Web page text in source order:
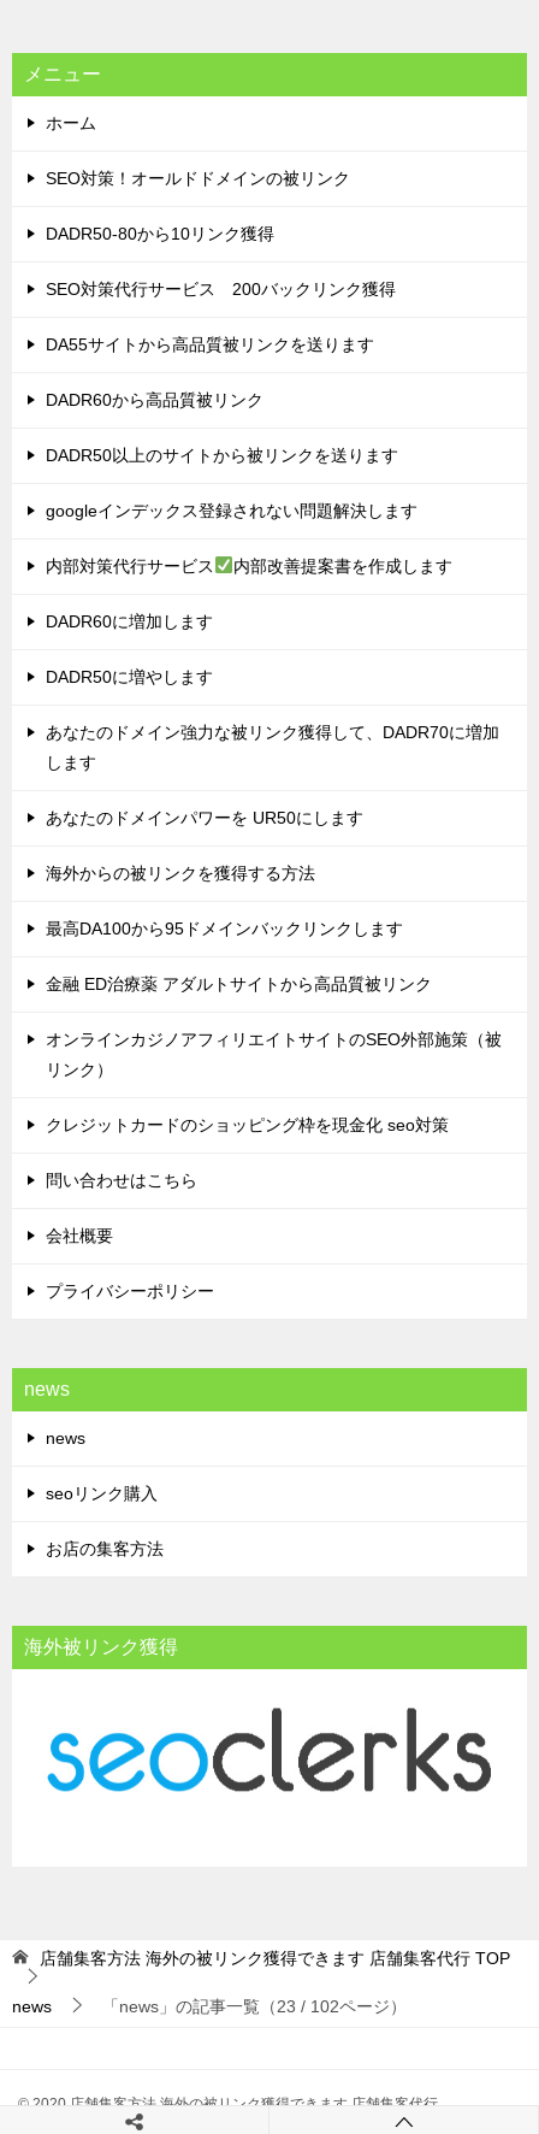
メニュー
ホーム
SEO対策！オールドドメインの被リンク
DADR50-80から10リンク獲得
SEO対策代行サービス 200バックリンク獲得
DA55サイトから高品質被リンクを送ります
DADR60から高品質被リンク
DADR50以上のサイトから被リンクを送ります
googleインデックス登録されない問題解決します
内部対策代行サービス 内部改善提案書を作成します
DADR60に増加します
DADR50に増やします
あなたのドメイン強力な被リンク獲得して、DADR70に増加
します
あなたのドメインパワーを UR50にします
海外からの被リンクを獲得する方法
最高DA100から95ドメインバックリンクします
金融 ED治療薬 アダルトサイトから高品質被リンク
オンラインカジノアフィリエイトサイトのSEO外部施策（被
リンク）
クレジットカードのショッピング枠を現金化 seo対策
問い合わせはこちら
会社概要
プライバシーポリシー
news
news
seoリンク購入
お店の集客方法
海外被リンク獲得
店舗集客方法 海外の被リンク獲得できます 店舗集客代行 TOP
news 「news」の記事一覧（23 / 102ページ）
© 2020 店舗集客方法 海外の被リンク獲得できます 店舗集客代行